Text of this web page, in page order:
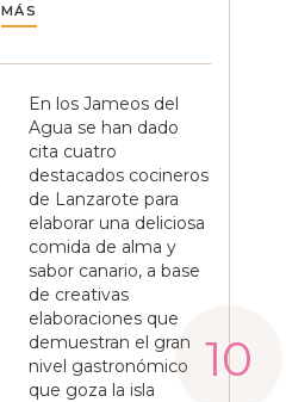
MÁS
En los Jameos del
Agua se han dado
cita cuatro
destacados cocineros
de Lanzarote para
elaborar una deliciosa
comida de alma y
sabor canario, a base
de creativas
elaboraciones que
demuestran el gran
nivel gastronómico
que goza la isla